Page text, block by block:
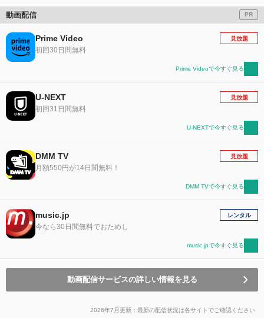
動画配信 PR
Prime Video
初回30日間無料
見放題
Prime Videoで今すぐ見る
U-NEXT
初回31日間無料
見放題
U-NEXTで今すぐ見る
DMM TV
月額550円が14日間無料！
見放題
DMM TVで今すぐ見る
music.jp
今なら30日間無料でおためし
レンタル
music.jpで今すぐ見る
動画配信サービスの詳しい情報を見る
2026年7月更新：最新の配信状況は各サイトでご確認ください